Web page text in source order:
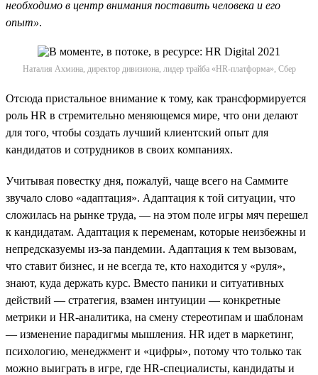
необходимо в центр внимания поставить человека и его
опыт».
Наталия Ахмина, директор дивизиона, лидер трайба «HR-платформа», Сбер
Отсюда пристальное внимание к тому, как трансформируется
роль HR в стремительно меняющемся мире, что они делают
для того, чтобы создать лучший клиентский опыт для
кандидатов и сотрудников в своих компаниях.
Учитывая повестку дня, пожалуй, чаще всего на Саммите
звучало слово «адаптация». Адаптация к той ситуации, что
сложилась на рынке труда, — на этом поле игры мяч перешел
к кандидатам. Адаптация к переменам, которые неизбежны и
непредсказуемы из-за пандемии. Адаптация к тем вызовам,
что ставит бизнес, и не всегда те, кто находится у «руля»,
знают, куда держать курс. Вместо паники и ситуативных
действий — стратегия, взамен интуиции — конкретные
метрики и HR-аналитика, на смену стереотипам и шаблонам
— изменение парадигмы мышления. HR идет в маркетинг,
психологию, менеджмент и «цифры», потому что только так
можно выиграть в игре, где HR-специалисты, кандидаты и